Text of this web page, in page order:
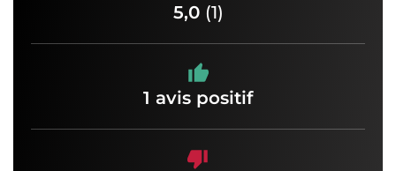
5,0 (1)
1 avis positif